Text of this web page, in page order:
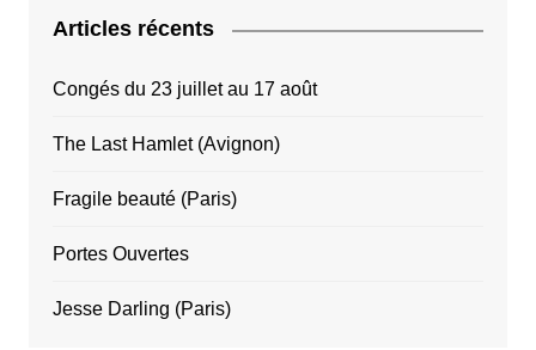
Articles récents
Congés du 23 juillet au 17 août
The Last Hamlet (Avignon)
Fragile beauté (Paris)
Portes Ouvertes
Jesse Darling (Paris)